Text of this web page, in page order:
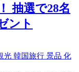
抽選で28名
ント
光 韓国旅行 景品 化